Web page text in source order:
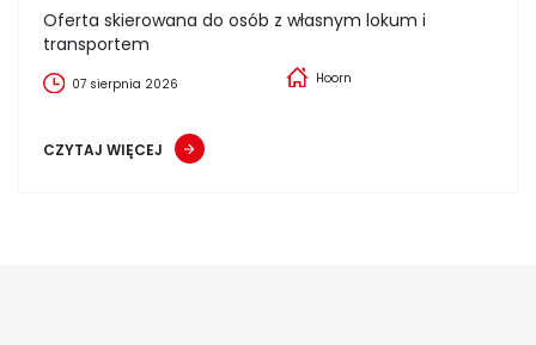
Oferta skierowana do osób z własnym lokum i
transportem
07 sierpnia 2026 Hoorn
CZYTAJ WIĘCEJ